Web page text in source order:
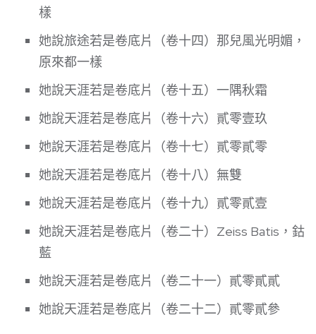
樣
她說旅途若是卷底片（卷十四）那兒風光明媚，
原來都一樣
她說天涯若是卷底片（卷十五）一隅秋霜
她說天涯若是卷底片（卷十六）貳零壹玖
她說天涯若是卷底片（卷十七）貳零貳零
她說天涯若是卷底片（卷十八）無雙
她說天涯若是卷底片（卷十九）貳零貳壹
她說天涯若是卷底片（卷二十）Zeiss Batis，鈷
藍
她說天涯若是卷底片（卷二十一）貳零貳貳
她說天涯若是卷底片（卷二十二）貳零貳參